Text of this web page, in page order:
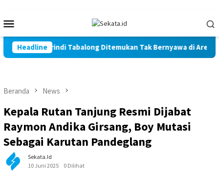
konten
Mobile
Headline
Warga Marindi Tabalong Ditemukan Tak Bernyawa di Area
Beranda News
Kepala Rutan Tanjung Resmi Dijabat
Raymon Andika Girsang, Boy Mutasi
Sebagai Karutan Pandeglang
Sekata.id
10 Juni 2025
0 Dilihat